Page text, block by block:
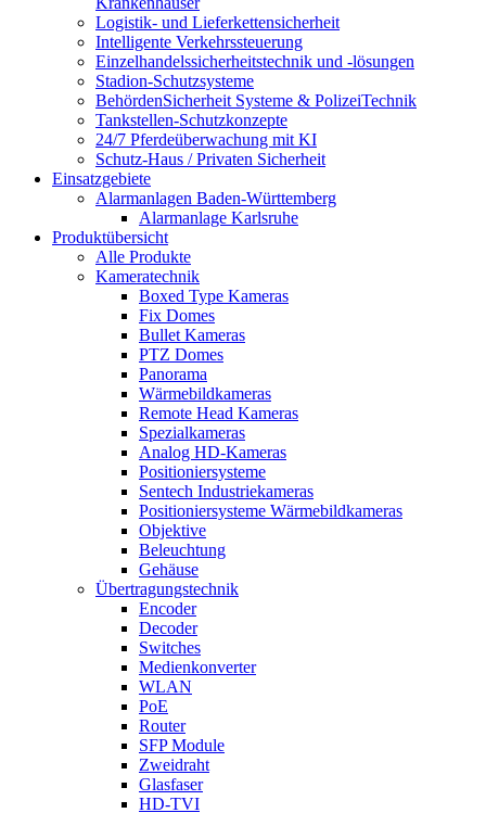
Logistik- und Lieferkettensicherheit
Intelligente Verkehrssteuerung
Einzelhandelssicherheitstechnik und -lösungen
Stadion-Schutzsysteme
BehördenSicherheit Systeme & PolizeiTechnik
Tankstellen-Schutzkonzepte​
24/7 Pferdeüberwachung mit KI
Schutz-Haus / Privaten Sicherheit
Einsatzgebiete
Alarmanlagen Baden-Württemberg
Alarmanlage Karlsruhe
Produktübersicht
Alle Produkte
Kameratechnik
Boxed Type Kameras
Fix Domes
Bullet Kameras
PTZ Domes
Panorama
Wärmebildkameras
Remote Head Kameras
Spezialkameras
Analog HD-Kameras
Positioniersysteme
Sentech Industriekameras
Positioniersysteme Wärmebildkameras
Objektive
Beleuchtung
Gehäuse
Übertragungstechnik
Encoder
Decoder
Switches
Medienkonverter
WLAN
PoE
Router
SFP Module
Zweidraht
Glasfaser
HD-TVI